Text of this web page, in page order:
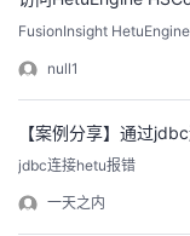
博
客
的
论
坛
我
的
圈
子
我
的
直
我
的
我
FusionInsight
null1
【案例分享】通过
jdbc连接hetu报错
一天之内